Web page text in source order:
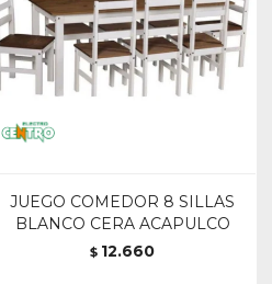
JUEGO COMEDOR 8 SILLAS
BLANCO CERA ACAPULCO
$ 12.660